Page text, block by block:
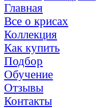
Главная
Все о крисах
Коллекция
Как купить
Подбор
Обучение
Отзывы
Контакты